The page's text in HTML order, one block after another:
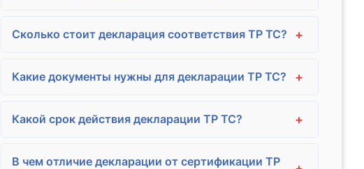
Сколько стоит декларация соответствия ТР ТС? +
Какие документы нужны для декларации ТР ТС? +
Какой срок действия декларации ТР ТС? +
В чем отличие декларации от сертификации ТР